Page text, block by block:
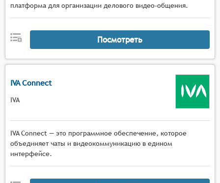
платформа для организации делового видео-общения.
Посмотреть
IVA Connect
IVA
IVA Connect — это программное обеспечение, которое
объединяет чаты и видеокоммуникацию в едином
интерфейсе.